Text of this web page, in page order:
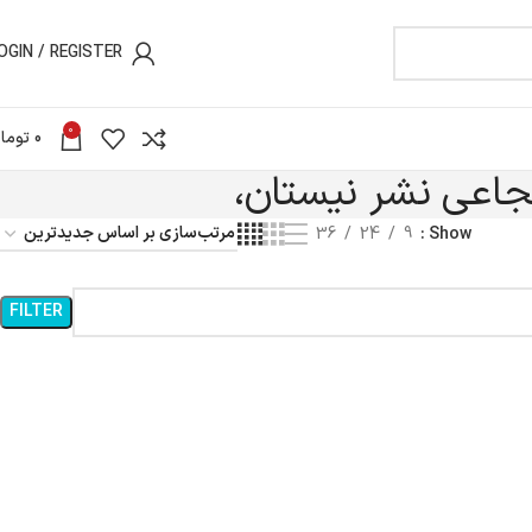
/ REGISTER
0
0
نشر نیستان،
Show
9
24
36
FILTER